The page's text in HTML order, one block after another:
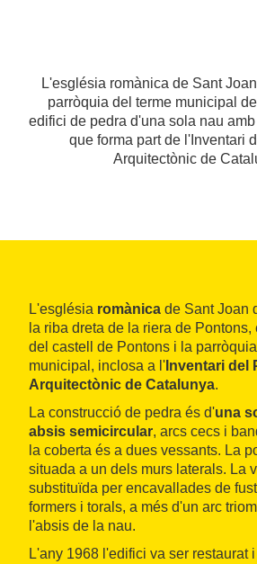
L'església romànica de Sant
parròquia del terme municipal
edifici de pedra d'una sola nau
que forma part de l'Inventari
Arquitectònic de
L'església romànica de Sant Joan
la riba dreta de la riera de
del castell de Pontons i la
municipal, inclosa a l' Inventari del
Arquitectònic de Catalunya.
La construcció de pedra és d'una
absis semicircular, arcs cecs i
la coberta és a dues vessants. La
situada a un dels murs laterals. La
substituïda per encavallades de
formers i torals, a més d'un arc
l'absis de la nau.
L'any 1968 l'edifici va ser restaurat